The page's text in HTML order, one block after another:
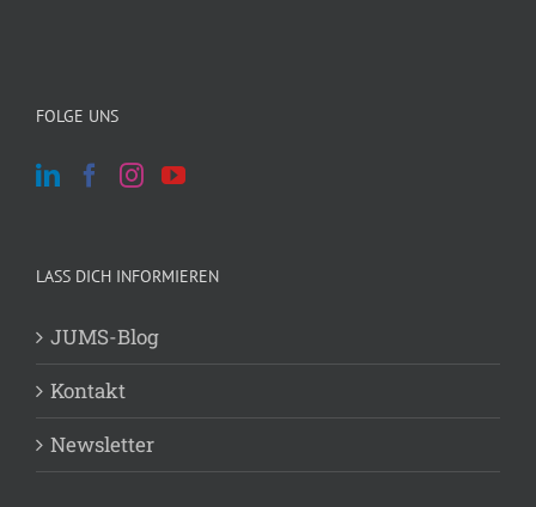
FOLGE UNS
LASS DICH INFORMIEREN
JUMS-Blog
Kontakt
Newsletter